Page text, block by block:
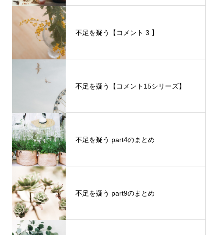
不足を疑う【コメント 3 】
不足を疑う【コメント15シリーズ】
不足を疑う part4のまとめ
不足を疑う part9のまとめ